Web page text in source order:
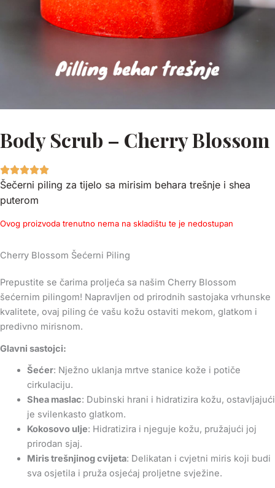
Body Scrub – Cherry Blossom
Šečerni piling za tijelo sa mirisim behara trešnje i shea
puterom
Ovog proizvoda trenutno nema na skladištu te je nedostupan
Cherry Blossom Šećerni Piling
Prepustite se čarima proljeća sa našim Cherry Blossom
šećernim pilingom! Napravljen od prirodnih sastojaka vrhunske
kvalitete, ovaj piling će vašu kožu ostaviti mekom, glatkom i
predivno mirisnom.
Glavni sastojci:
Šećer: Nježno uklanja mrtve stanice kože i potiče
cirkulaciju.
Shea maslac: Dubinski hrani i hidratizira kožu, ostavljajući
je svilenkasto glatkom.
Kokosovo ulje: Hidratizira i njeguje kožu, pružajući joj
prirodan sjaj.
Miris trešnjinog cvijeta: Delikatan i cvjetni miris koji budi
sva osjetila i pruža osjećaj proljetne svježine.